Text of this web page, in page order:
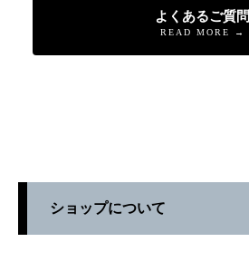
よくあるご質問
READ MORE →
ショップについて